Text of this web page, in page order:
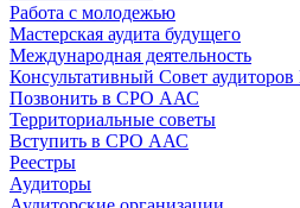
Работа с молодежью
Мастерская аудита будущего
Международная деятельность
Консультативный Совет
Позвонить в СРО ААС
Территориальные советы
Вступить в СРО ААС
Реестры
Аудиторы